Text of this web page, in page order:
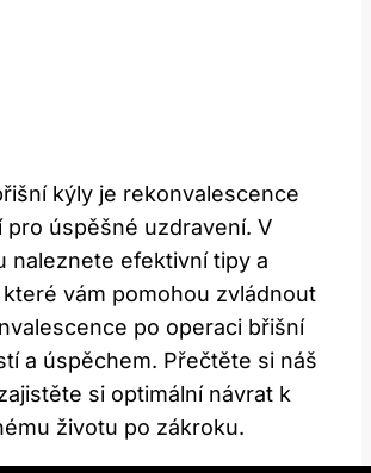
kýly je rekonvalescence
pro úspěšné uzdravení. V
naleznete efektivní tipy a
vám pomohou zvládnout
po operaci břišní
a úspěchem. Přečtěte si náš
si optimální návrat k
životu po zákroku.